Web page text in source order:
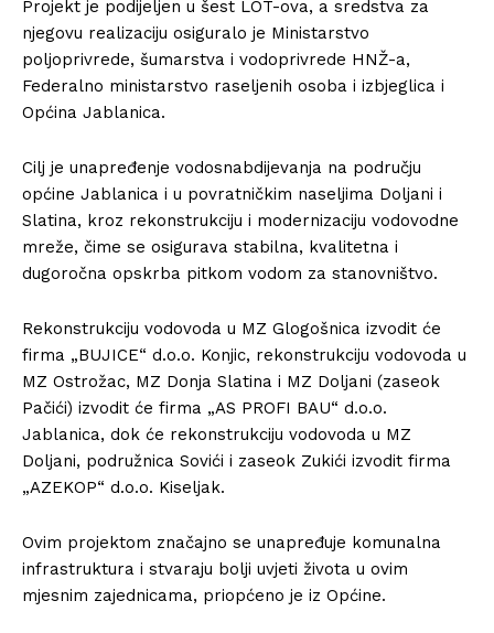
Projekt je podijeljen u šest LOT-ova, a sredstva za
njegovu realizaciju osiguralo je Ministarstvo
poljoprivrede, šumarstva i vodoprivrede HNŽ-a,
Federalno ministarstvo raseljenih osoba i izbjeglica i
Općina Jablanica.
Cilj je unapređenje vodosnabdijevanja na području
općine Jablanica i u povratničkim naseljima Doljani i
Slatina, kroz rekonstrukciju i modernizaciju vodovodne
mreže, čime se osigurava stabilna, kvalitetna i
dugoročna opskrba pitkom vodom za stanovništvo.
Rekonstrukciju vodovoda u MZ Glogošnica izvodit će
firma „BUJICE“ d.o.o. Konjic, rekonstrukciju vodovoda u
MZ Ostrožac, MZ Donja Slatina i MZ Doljani (zaseok
Pačići) izvodit će firma „AS PROFI BAU“ d.o.o.
Jablanica, dok će rekonstrukciju vodovoda u MZ
Doljani, podružnica Sovići i zaseok Zukići izvodit firma
„AZEKOP“ d.o.o. Kiseljak.
Ovim projektom značajno se unapređuje komunalna
infrastruktura i stvaraju bolji uvjeti života u ovim
mjesnim zajednicama, priopćeno je iz Općine.